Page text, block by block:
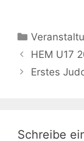
Kategorien
Beitrags-
Navigation
HEM U17
Erstes
Schreibe